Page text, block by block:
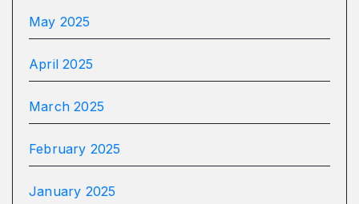
May 2025
April 2025
March 2025
February 2025
January 2025